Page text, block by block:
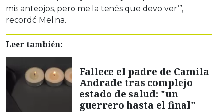
mis anteojos, pero me la tenés que devolver’”,
recordó Melina.
Leer también:
Fallece el padre de Camila
Andrade tras complejo
estado de salud: "un
guerrero hasta el final"